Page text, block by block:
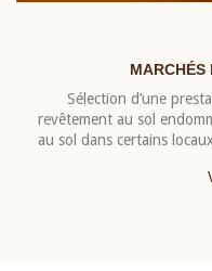
MARCHÉS
Sélection d’une
revêtement au sol
au sol dans certains